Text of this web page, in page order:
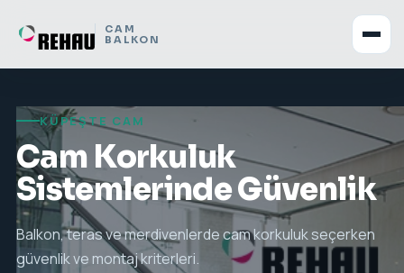
CAM
BALKON
KÜPEŞTE CAM
Cam Korkuluk
Sistemlerinde Güvenlik
Balkon, teras ve merdivenlerde cam korkuluk seçerken
güvenlik ve montaj kriterleri.